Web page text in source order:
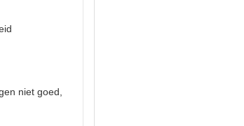
niet goed,